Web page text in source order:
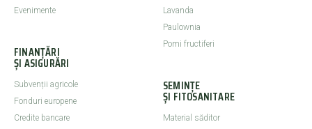
Evenimente
FINANȚĂRI
ȘI ASIGURĂRI
Subvenții agricole
Fonduri europene
Credite bancare
Lavanda
Paulownia
Pomi fructiferi
SEMINȚE
ȘI FITOSANITARE
Material săditor